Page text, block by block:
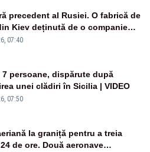
precedent al Rusiei. O fabrică de
Kiev deținută de o companie
distrusă de o rachetă
07:40
7 persoane, dispărute după
unei clădiri în Sicilia | VIDEO
07:50
la graniță pentru a treia
de ore. Două aeronave